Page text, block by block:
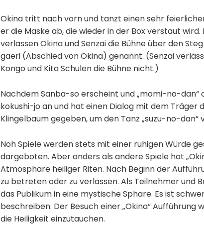
Okina tritt nach vorn und tanzt einen sehr
er die Maske ab, die wieder in der Box verstaut
verlassen Okina und Senzai die Bühne über den
gaeri (Abschied von Okina) genannt. (Senzai
Kongo und Kita Schulen die Bühne nicht.)
Nachdem Sanba-so erscheint und „momi-no-dan“
kokushi-jo an und hat einen Dialog mit dem Träger
Klingelbaum gegeben, um den Tanz „suzu-no-dan“
Noh Spiele werden stets mit einer ruhigen Würde
dargeboten. Aber anders als andere Spiele hat
Atmosphäre heiliger Riten. Nach Beginn der
zu betreten oder zu verlassen. Als Teilnehmer und
das Publikum in eine mystische Sphäre. Es ist
beschreiben. Der Besuch einer „Okina“ Aufführung
die Heiligkeit einzutauchen.